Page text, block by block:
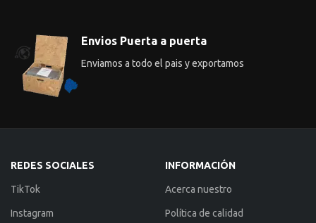
Envios Puerta a puerta
Enviamos a todo el pais y exportamos
REDES SOCIALES
TikTok
Instagram
INFORMACIÓN
Acerca nuestro
Política de calidad